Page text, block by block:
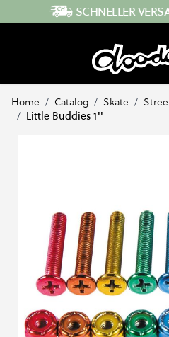
Direkt zum InhaltSCHNELLER
Home / Catalog / Skate /
/ Little Buddies 1''